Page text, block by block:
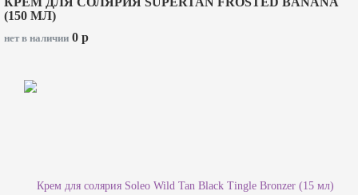
(150 МЛ)
нет в наличии 0 p